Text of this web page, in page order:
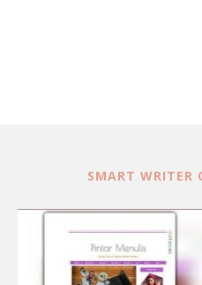
SMART WRITER